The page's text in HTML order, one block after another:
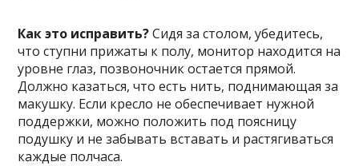
Как это исправить?Сидя за столом, убедитесь,
что ступни прижаты к полу, монитор находится на
уровне глаз, позвоночник остается прямой.
Должно казаться, что есть нить, поднимающая за
макушку. Если кресло не обеспечивает нужной
поддержки, можно положить под поясницу
подушку и не забывать вставать и растягиваться
каждые полчаса.